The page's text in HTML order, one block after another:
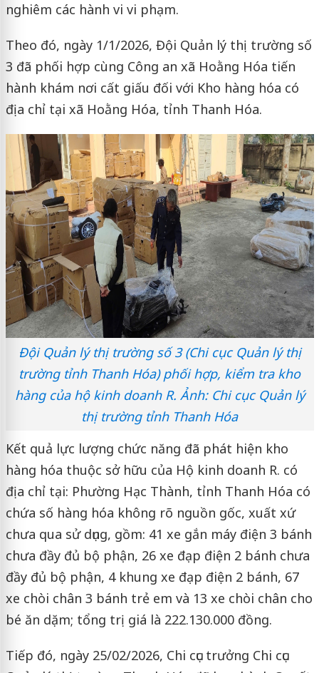
nghiêm các hành vi vi phạm.
Theo đó, ngày 1/1/2026, Đội Quản lý thị trường số
3 đã phối hợp cùng Công an xã Hoằng Hóa tiến
hành khám nơi cất giấu đối với Kho hàng hóa có
địa chỉ tại xã Hoằng Hóa, tỉnh Thanh Hóa.
Đội Quản lý thị trường số 3 (Chi cục Quản lý thị
trường tỉnh Thanh Hóa) phối hợp, kiểm tra kho
hàng của hộ kinh doanh R. Ảnh: Chi cục Quản lý
thị trường tỉnh Thanh Hóa
Kết quả lực lượng chức năng đã phát hiện kho
hàng hóa thuộc sở hữu của Hộ kinh doanh R. có
địa chỉ tại: Phường Hạc Thành, tỉnh Thanh Hóa có
chứa số hàng hóa không rõ nguồn gốc, xuất xứ
chưa qua sử dụng, gồm: 41 xe gắn máy điện 3 bánh
chưa đầy đủ bộ phận, 26 xe đạp điện 2 bánh chưa
đầy đủ bộ phận, 4 khung xe đạp điện 2 bánh, 67
xe chòi chân 3 bánh trẻ em và 13 xe chòi chân cho
bé ăn dặm; tổng trị giá là 222.130.000 đồng.
Tiếp đó, ngày 25/02/2026, Chi cục trưởng Chi cục